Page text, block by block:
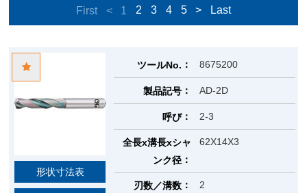
First < 1 2 3 4 5 > Last
形状寸法表
ツールNo. 8675200
製品記号 AD-2D
呼び 2-3
全長x溝長xシャ
ンク径
62X14X3
刃数／溝数 2